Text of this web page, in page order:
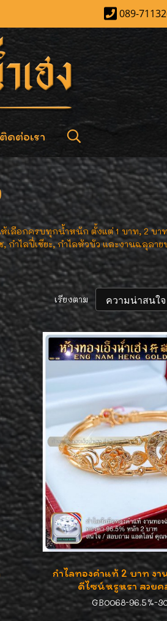
089-
ติดต่อเรา
ห้เลือกครบทุกน้ำหนัก ตั้งแต่ 1 บาท, 2 บา
ำไลปี่เซียะ, กำไลหัวบัว และงานฉลุลา
เรียงตาม
กำไลทองคำแท้ 2 บาท ง
ดีไซน์หรูหรา สวยค
GB0068-96.5%-